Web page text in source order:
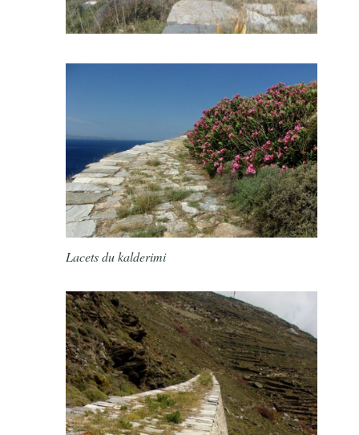
Lacets du kalderimi